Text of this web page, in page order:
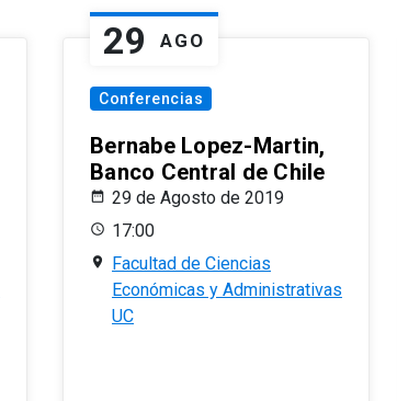
29 AGO
Conferencias
Bernabe Lopez-Martin,
Banco Central de Chile
29 de Agosto de 2019
17:00
Facultad de Ciencias
Económicas y Administrativas
UC